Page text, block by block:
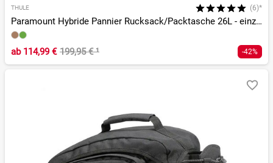
THULE (6)*
Paramount Hybride Pannier Rucksack/Packtasche 26L - einzeln
ab114,99 € 199,95 €¹ -42%